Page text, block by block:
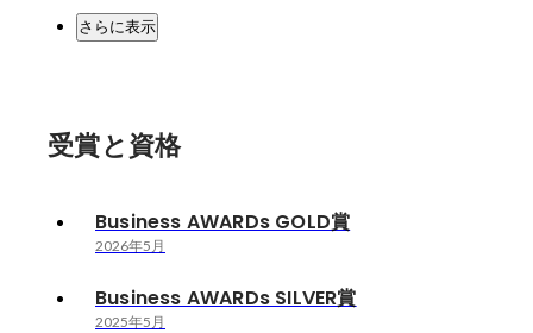
さらに表示
受賞と資格
Business AWARDs GOLD賞
2026年5月
Business AWARDs SILVER賞
2025年5月